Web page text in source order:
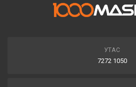
УТАС
7272 1050